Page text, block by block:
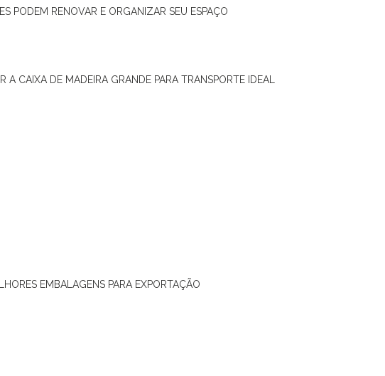
PODEM RENOVAR E ORGANIZAR SEU ESPAÇO
A CAIXA DE MADEIRA GRANDE PARA TRANSPORTE IDEAL
EMBALAGENS PARA EXPORTAÇÃO